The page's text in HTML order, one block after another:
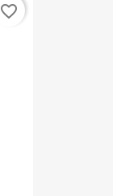
favorite_border